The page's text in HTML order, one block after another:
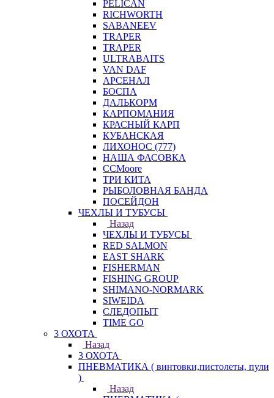
PELICAN
RICHWORTH
SABANEEV
TRAPER
TRAPER
ULTRABAITS
VAN DAF
АРСЕНАЛ
БОСПА
ДАЛЬКОРМ
КАРПОМАНИЯ
КРАСНЫЙ КАРП
КУБАНСКАЯ
ЛИХОНОС (777)
НАША ФАСОВКА
СCMoore
ТРИ КИТА
РЫБОЛОВНАЯ БАНДА
ПОСЕЙДОН
ЧЕХЛЫ И ТУБУСЫ
Назад
ЧЕХЛЫ И ТУБУСЫ
RED SALMON
EAST SHARK
FISHERMAN
FISHING GROUP
SHIMANO-NORMARK
SIWEIDA
СЛЕДОПЫТ
TIME GO
3 ОХОТА
Назад
3 ОХОТА
ПНЕВМАТИКА ( винтовки,пистолеты, пули
)
Назад